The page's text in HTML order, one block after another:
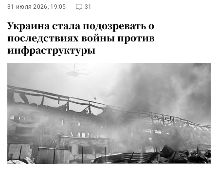
31 июля 2026, 19:05 31
Украина стала подозревать о
последствиях войны против
инфраструктуры